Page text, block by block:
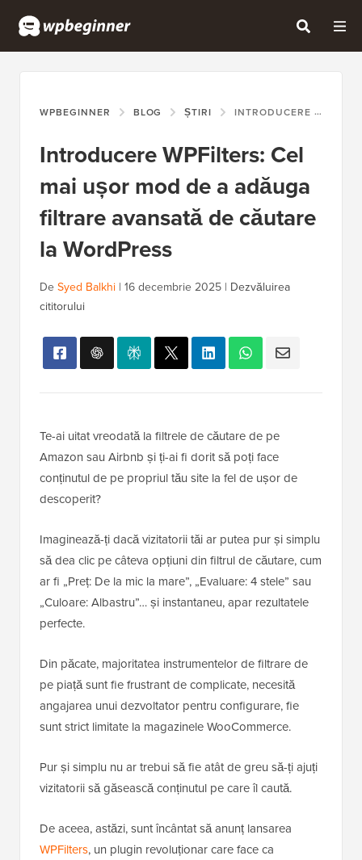
WPBEGINNER BLOG ȘTIRI INTRODUCERE WPFILTERS: CEL MAI UȘOR MOD DE A ADĂUGA FILTRARE AVANSATĂ DE CĂUTARE LA WORDPRESS
Introducere WPFilters: Cel
mai ușor mod de a adăuga
filtrare avansată de căutare
la WordPress
DeSyed Balkhi | 16 decembrie 2025 | Dezvăluirea
cititorului
Te-ai uitat vreodată la filtrele de căutare de pe
Amazon sau Airbnb și ți-ai fi dorit să poți face
conținutul de pe propriul tău site la fel de ușor de
descoperit?
Imaginează-ți dacă vizitatorii tăi ar putea pur și simplu
să dea clic pe câteva opțiuni din filtrul de căutare, cum
ar fi „Preț: De la mic la mare”, „Evaluare: 4 stele” sau
„Culoare: Albastru”… și instantaneu, apar rezultatele
perfecte.
Din păcate, majoritatea instrumentelor de filtrare de
pe piață sunt fie frustrant de complicate, necesită
angajarea unui dezvoltator pentru configurare, fie
sunt strict limitate la magazinele WooCommerce.
Pur și simplu nu ar trebui să fie atât de greu să-ți ajuți
vizitatorii să găsească conținutul pe care îl caută.
De aceea, astăzi, sunt încântat să anunț lansarea
WPFilters, un plugin revoluționar care face ca